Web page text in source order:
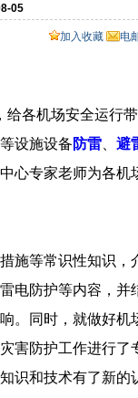
05
加入收藏 电
各机场安全运行带
设施设备 防雷 避
心专家老师为各机
等常识性知识，
电防护等内容，并
。同时，就做好机
害防护工作进行了
识和技术有了新的